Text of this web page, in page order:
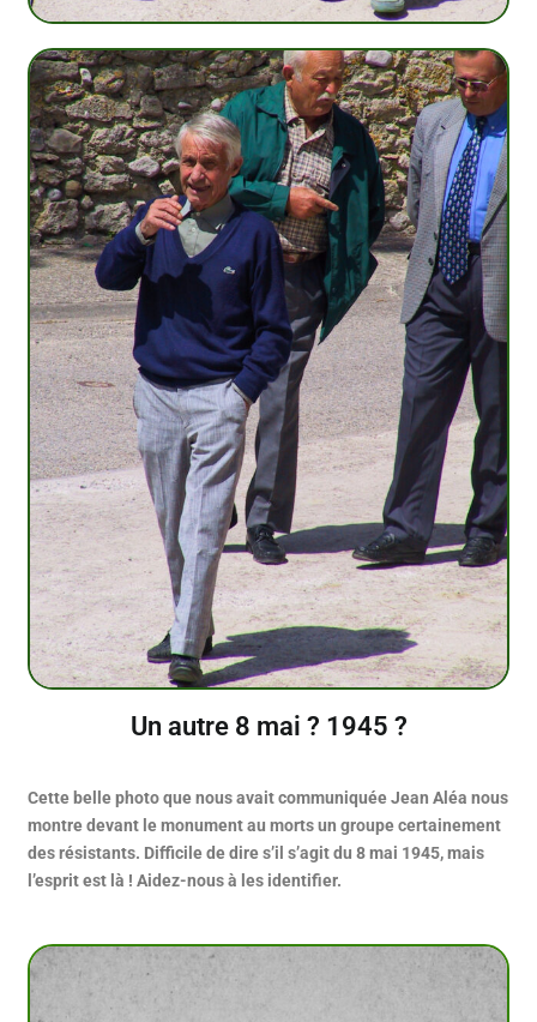
Un autre 8 mai ? 1945 ?
Cette belle photo que nous avait communiquée Jean Aléa nous
montre devant le monument au morts un groupe certainement
des résistants. Difficile de dire s’il s’agit du 8 mai 1945, mais
l’esprit est là ! Aidez-nous à les identifier.